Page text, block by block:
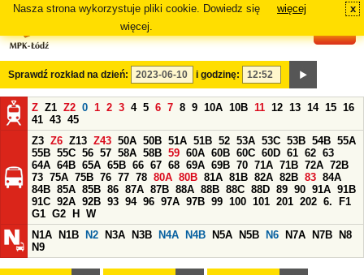
Nasza strona wykorzystuje pliki cookie. Dowiedz się
więcej.
więcej x
Sprawdź rozkład na dzień: i godzinę:
Z Z1 Z2 0 1 2 3 4 5 6 7 8 9 10A 10B 11 12 13 14 15 16
41 43 45
Z3 Z6 Z13 Z43 50A 50B 51A 51B 52 53A 53C 53B 54B 55A
55B 55C 56 57 58A 58B 59 60A 60B 60C 60D 61 62 63
64A 64B 65A 65B 66 67 68 69A 69B 70 71A 71B 72A 72B
73 75A 75B 76 77 78 80A 80B 81A 81B 82A 82B 83 84A
84B 85A 85B 86 87A 87B 88A 88B 88C 88D 89 90 91A 91B
91C 92A 92B 93 94 96 97A 97B 99 100 101 201 202 6.
F1
G1 G2 H
W
N1A
N1B N2 N3A N3B N4A N4B N5A N5B N6 N7A N7B
N8
N9